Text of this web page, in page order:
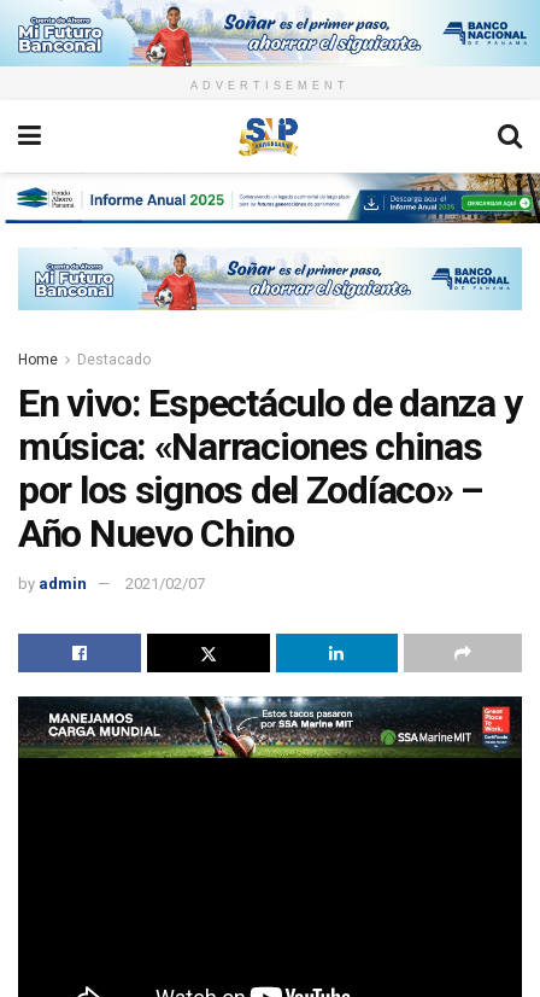
ADVERTISEMENT
Home Destacado
En vivo: Espectáculo de danza y
música: «Narraciones chinas
por los signos del Zodíaco» –
Año Nuevo Chino
by admin 2021/02/07